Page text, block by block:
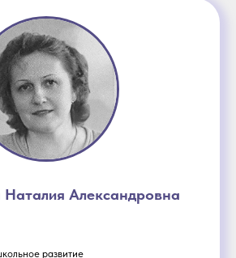
Александровна
развитие